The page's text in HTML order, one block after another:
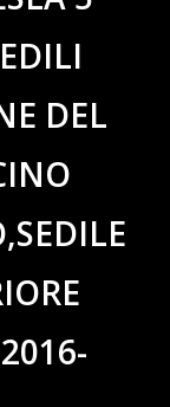
DEL